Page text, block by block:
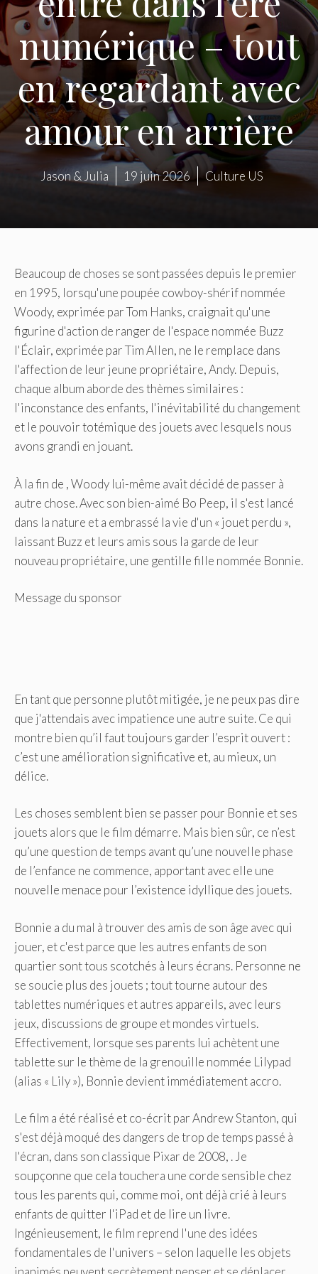
numérique – tout
en regardant avec
amour en arrière
Jason & Julia 19 juin 2026 Culture US
Beaucoup de choses se sont passées depuis le premier
en 1995, lorsqu'une poupée cowboy-shérif nommée
Woody, exprimée par Tom Hanks, craignait qu'une
figurine d'action de ranger de l'espace nommée Buzz
l'Éclair, exprimée par Tim Allen, ne le remplace dans
l'affection de leur jeune propriétaire, Andy. Depuis,
chaque album aborde des thèmes similaires :
l'inconstance des enfants, l'inévitabilité du changement
et le pouvoir totémique des jouets avec lesquels nous
avons grandi en jouant.
À la fin de , Woody lui-même avait décidé de passer à
autre chose. Avec son bien-aimé Bo Peep, il s'est lancé
dans la nature et a embrassé la vie d'un « jouet perdu »,
laissant Buzz et leurs amis sous la garde de leur
nouveau propriétaire, une gentille fille nommée Bonnie.
Message du sponsor
En tant que personne plutôt mitigée, je ne peux pas dire
que j'attendais avec impatience une autre suite. Ce qui
montre bien qu’il faut toujours garder l’esprit ouvert :
c’est une amélioration significative et, au mieux, un
délice.
Les choses semblent bien se passer pour Bonnie et ses
jouets alors que le film démarre. Mais bien sûr, ce n’est
qu’une question de temps avant qu’une nouvelle phase
de l’enfance ne commence, apportant avec elle une
nouvelle menace pour l’existence idyllique des jouets.
Bonnie a du mal à trouver des amis de son âge avec qui
jouer, et c'est parce que les autres enfants de son
quartier sont tous scotchés à leurs écrans. Personne ne
se soucie plus des jouets ; tout tourne autour des
tablettes numériques et autres appareils, avec leurs
jeux, discussions de groupe et mondes virtuels.
Effectivement, lorsque ses parents lui achètent une
tablette sur le thème de la grenouille nommée Lilypad
(alias « Lily »), Bonnie devient immédiatement accro.
Le film a été réalisé et co-écrit par Andrew Stanton, qui
s'est déjà moqué des dangers de trop de temps passé à
l'écran, dans son classique Pixar de 2008, . Je
soupçonne que cela touchera une corde sensible chez
tous les parents qui, comme moi, ont déjà crié à leurs
enfants de quitter l'iPad et de lire un livre.
Ingénieusement, le film reprend l'une des idées
fondamentales de l'univers – selon laquelle les objets